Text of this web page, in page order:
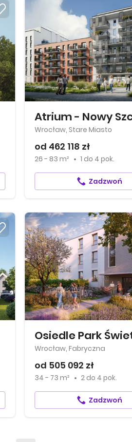
Atrium - Nowy
Wrocław, Stare Miasto
od 462 118 zł
26 - 83 m² 1 do 4 pok.
Zadzwoń
Osiedle Park
Wrocław, Fabryczna
od 505 092 zł
34 - 73 m² 2do 4 pok.
Zadzwoń